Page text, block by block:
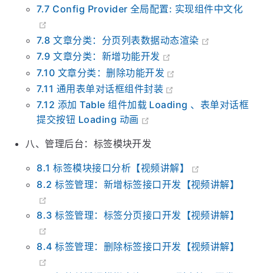
7.6 后台分类管理页面：样式布局
7.7 Config Provider 全局配置: 实现组件中文化
7.8 文章分类：分页列表数据动态渲染
7.9 文章分类：新增功能开发
7.10 文章分类：删除功能开发
7.11 通用表单对话框组件封装
7.12 添加 Table 组件加载 Loading 、表单对话框
提交按钮 Loading 动画
八、管理后台：标签模块开发
8.1 标签模块接口分析【视频讲解】
8.2 标签管理：新增标签接口开发【视频讲解】
8.3 标签管理：标签分页接口开发【视频讲解】
8.4 标签管理：删除标签接口开发【视频讲解】